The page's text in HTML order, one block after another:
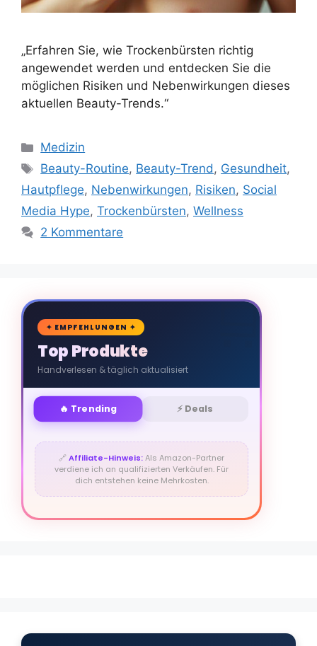
„Erfahren Sie, wie Trockenbürsten richtig
angewendet werden und entdecken Sie die
möglichen Risiken und Nebenwirkungen dieses
aktuellen Beauty-Trends.“
Kategorien
Medizin
Schlagwörter
Beauty-Routine, Beauty-Trend, Gesundheit,
Hautpflege, Nebenwirkungen, Risiken, Social
Media Hype, Trockenbürsten, Wellness
2 Kommentare
🛒
✦ EMPFEHLUNGEN ✦
Top Produkte
Handverlesen & täglich aktualisiert
🔥 Trending ⚡ Deals
🔗Affiliate-Hinweis:Als Amazon-Partner
verdiene ich an qualifizierten Verkäufen. Für
dich entstehen keine Mehrkosten.